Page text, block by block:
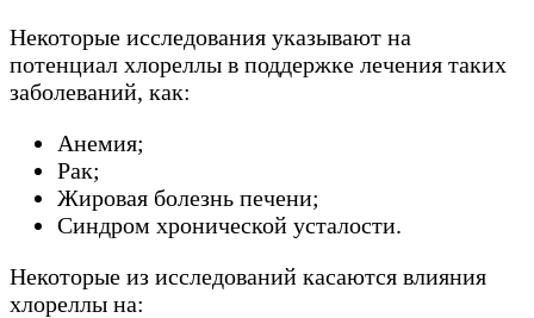
Некоторые исследования указывают на
потенциал хлореллы в поддержке лечения таких
заболеваний, как:
Анемия;
Рак;
Жировая болезнь печени;
Синдром хронической усталости.
Некоторые из исследований касаются влияния
хлореллы на: